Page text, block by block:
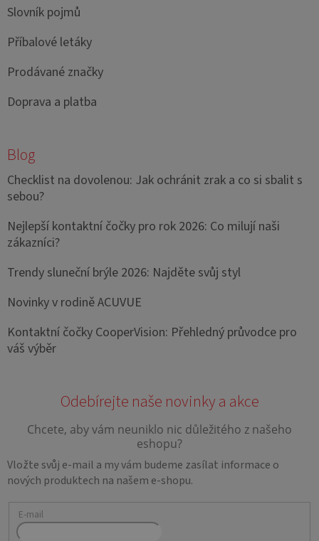
Slovník pojmů
Příbalové letáky
Prodávané značky
Doprava a platba
Blog
Checklist na dovolenou: Jak ochránit zrak a co si sbalit s
sebou?
Nejlepší kontaktní čočky pro rok 2026: Co milují naši
zákazníci?
Trendy sluneční brýle 2026: Najděte svůj styl
Novinky v rodině ACUVUE
Kontaktní čočky CooperVision: Přehledný průvodce pro
váš výběr
Vložte svůj e-mail a my vám budeme zasílat informace o
nových produktech na našem e-shopu.
E-mail